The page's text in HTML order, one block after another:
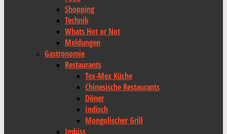
Shopping
Technik
Whats Hot or Not
Meldungen
Gastronomie
Restaurants
Tex-Mex Küche
Chinesische Restaurants
Döner
Indisch
Mongolischer Grill
Imbiss